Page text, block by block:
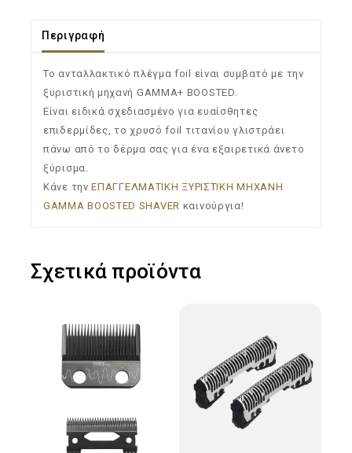
Περιγραφή
Το ανταλλακτικό πλέγμα foil είναι συμβατό με την
ξυριστική μηχανή GAMMA+ BOOSTED.
Είναι ειδικά σχεδιασμένο για ευαίσθητες
επιδερμίδες, το χρυσό foil τιτανίου γλιστράει
πάνω από το δέρμα σας για ένα εξαιρετικά άνετο
ξύρισμα.
Κάνε τηνΕΠΑΓΓΕΛΜΑΤΙΚΗ ΞΥΡΙΣΤΙΚΗ ΜΗΧΑΝΗ
GAMMA BOOSTED SHAVER καινούργια!
Σχετικά προϊόντα